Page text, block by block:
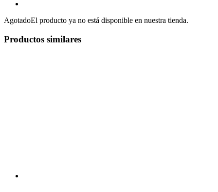
AgotadoEl producto ya no está disponible en nuestra tienda.
Productos similares